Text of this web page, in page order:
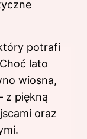
potrafi
lato
wiosna,
z piękną
oraz